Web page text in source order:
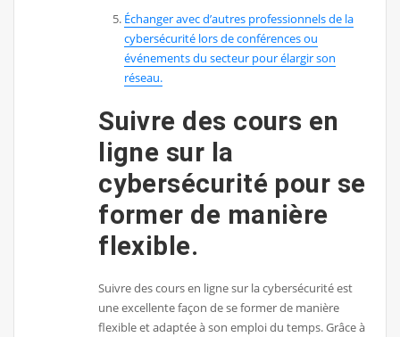
Échanger avec d’autres professionnels de la
cybersécurité lors de conférences ou
événements du secteur pour élargir son
réseau.
Suivre des cours en
ligne sur la
cybersécurité pour se
former de manière
flexible.
Suivre des cours en ligne sur la cybersécurité est
une excellente façon de se former de manière
flexible et adaptée à son emploi du temps. Grâce à